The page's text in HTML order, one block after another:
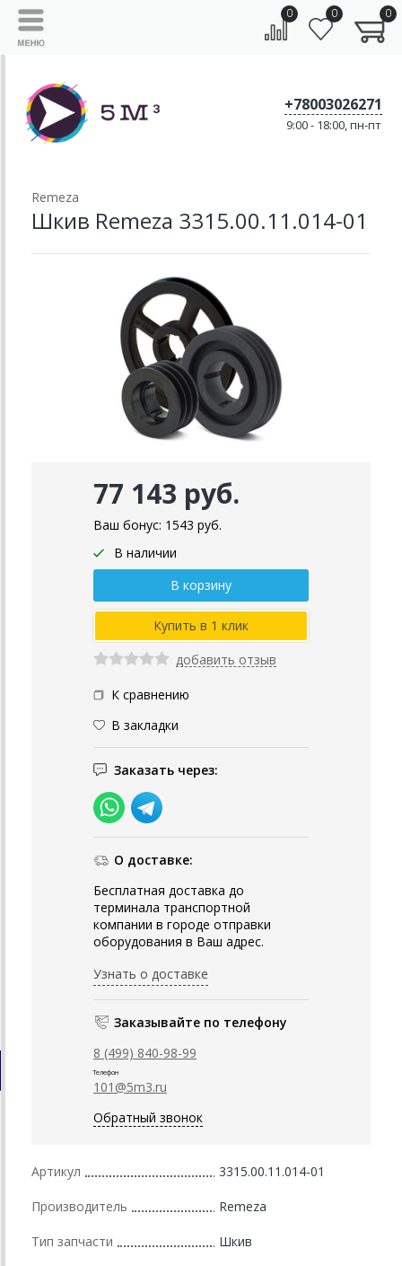
0 0 0
+78003026271
9:00 - 18:00, пн-пт
Remeza
Шкив Remeza 3315.00.11.014-01
77 143 руб.
Ваш бонус: 1543 руб.
В наличии
добавить отзыв
К сравнению
В закладки
Заказать через:
О доставке:
Бесплатная доставка до
терминала транспортной
компании в городе отправки
оборудования в Ваш адрес.
Узнать о доставке
Заказывайте по телефону
8 (499) 840-98-99
Телефон
101@5m3.ru
Обратный звонок
Артикул 3315.00.11.014-01
Производитель Remeza
Тип запчасти Шкив